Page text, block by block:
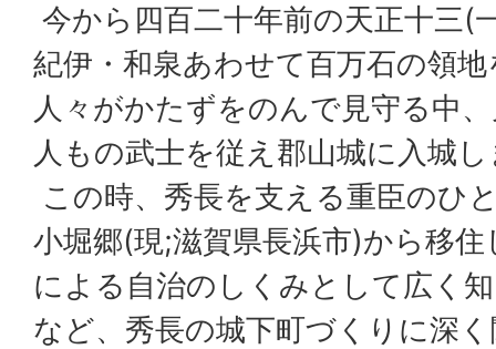
今から四百二十年前の天正十三(
紀伊・和泉あわせて百万石の領
人々がかたずをのんで見守る中
人もの武士を従え郡山城に入城
この時、秀長を支える重臣のひ
小堀郷(現;滋賀県長浜市)から移
による自治のしくみとして広く
など、秀長の城下町づくりに深